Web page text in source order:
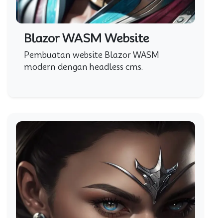
Blazor WASM Website
Pembuatan website Blazor WASM
modern dengan headless cms.